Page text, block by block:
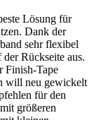
Lösung für
Dank der
sehr flexibel
Rückseite aus.
Finish-Tape
will neu gewickelt
für den
größeren